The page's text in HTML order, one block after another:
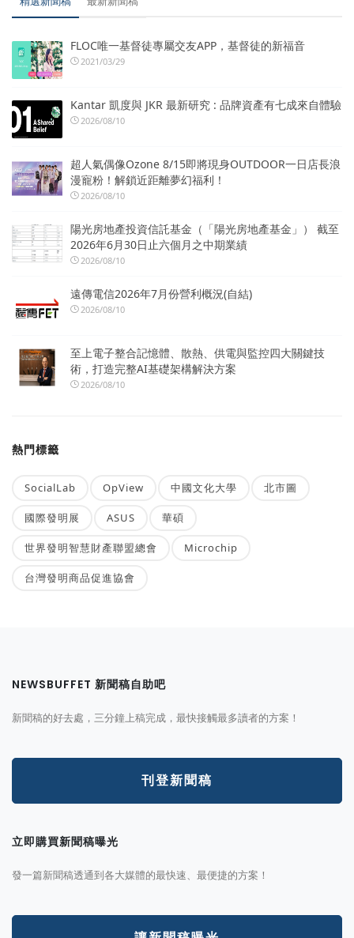
FLOC唯一基督徒專屬交友APP，基督徒的新福音
2021/03/29
Kantar 凱度與 JKR 最新研究 : 品牌資產有七成來自體驗
2026/08/10
超人氣偶像Ozone 8/15即將現身OUTDOOR一日店長浪
漫寵粉！解鎖近距離夢幻福利！
2026/08/10
陽光房地產投資信託基金（「陽光房地產基金」） 截至
2026年6月30日止六個月之中期業績
2026/08/10
遠傳電信2026年7月份營利概況(自結)
2026/08/10
至上電子整合記憶體、散熱、供電與監控四大關鍵技
術，打造完整AI基礎架構解決方案
2026/08/10
熱門標籤
SocialLab OpView 中國文化大學 北市圖
國際發明展 ASUS 華碩
世界發明智慧財產聯盟總會 Microchip
台灣發明商品促進協會
NEWSBUFFET 新聞稿自助吧
新聞稿的好去處，三分鐘上稿完成，最快接觸最多讀者的方案！
刊登新聞稿
立即購買新聞稿曝光
發一篇新聞稿透通到各大媒體的最快速、最便捷的方案！